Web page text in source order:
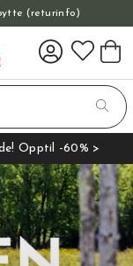
(returinfo)
Opptil -60% >